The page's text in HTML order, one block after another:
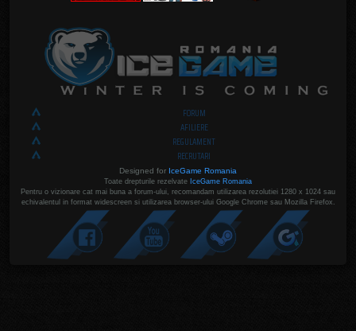
FORUM
AFILIERE
REGULAMENT
RECRUTARI
Designed for IceGame Romania
Toate drepturile rezelvate IceGame Romania
Pentru o vizionare cat mai buna a forum-ului, recomandam utilizarea rezolutiei 1280 x 1024 sau
echivalentul in format widescreen si utilizarea browser-ului Google Chrome sau Mozilla Firefox.